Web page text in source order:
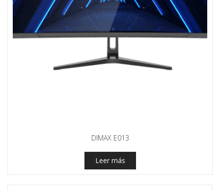
DIMAX E013
Leer más